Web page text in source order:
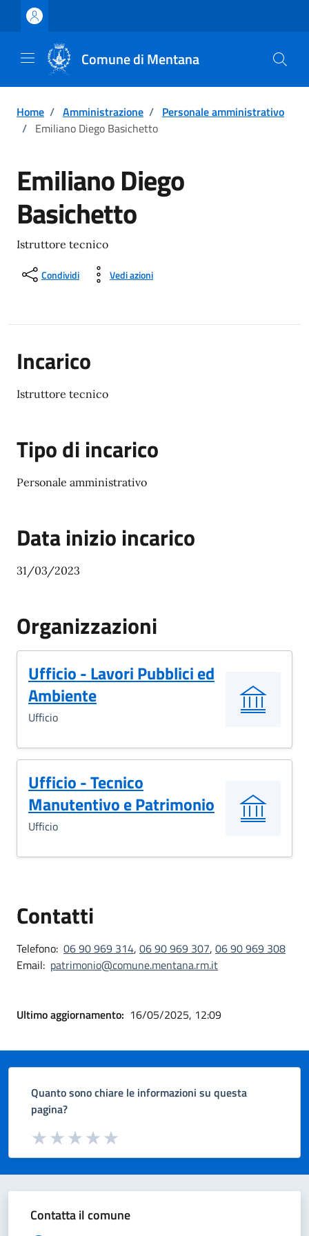
Vai ai contenuti
Vai al footer
Comune di Mentana
Home / Amministrazione / Personale amministrativo
/ Emiliano Diego Basichetto
Emiliano Diego
Basichetto
Istruttore tecnico
Condividi Vedi azioni
Incarico
Istruttore tecnico
Tipo di incarico
Personale amministrativo
Data inizio incarico
31/03/2023
Organizzazioni
Ufficio - Lavori Pubblici ed
Ambiente
Ufficio
Ufficio - Tecnico
Manutentivo e Patrimonio
Ufficio
Contatti
Telefono: 06 90 969 314, 06 90 969 307, 06 90 969 308
Email: patrimonio@comune.mentana.rm.it
Ultimo aggiornamento: 16/05/2025, 12:09
Quanto sono chiare le informazioni su questa
pagina?
Valuta da 1 a 5 stelle la pagina
Valuta 5 stelle su 5
Valuta 4 stelle su 5
Valuta 3 stelle su 5
Valuta 2 stelle su 5
Valuta 1 stelle su 5
Contatta il comune